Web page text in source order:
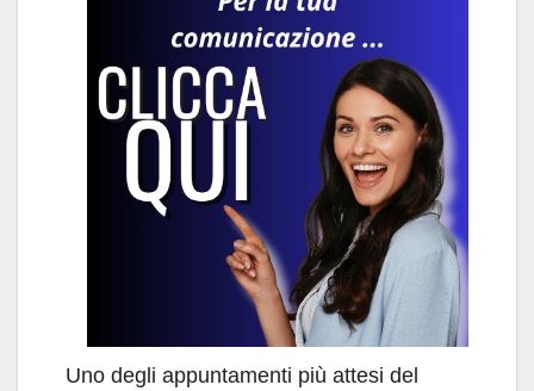
Uno degli appuntamenti più attesi del